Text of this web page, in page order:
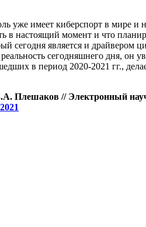
уже имеет киберспорт в мире и
в настоящий момент и что
сегодня является и драйвером
сегодняшнего дня, он
в период 2020-2021 гг.,
Плешаков // Электронный